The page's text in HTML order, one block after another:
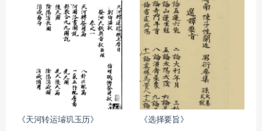
《天河转运璿玑玉历》 《选择要旨》